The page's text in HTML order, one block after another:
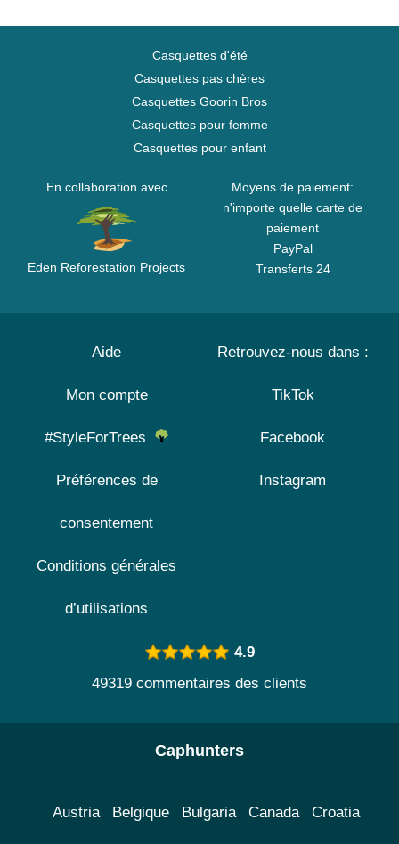
Casquettes d'été
Casquettes pas chères
Casquettes Goorin Bros
Casquettes pour femme
Casquettes pour enfant
En collaboration avec
Eden Reforestation Projects
Moyens de paiement:
n'importe quelle carte de
paiement
PayPal
Transferts 24
Aide
Mon compte
#StyleForTrees
Préférences de
consentement
Conditions générales
d’utilisations
Retrouvez-nous dans :
TikTok
Facebook
Instagram
4.9
49319 commentaires des clients
Caphunters
Austria Belgique Bulgaria Canada Croatia